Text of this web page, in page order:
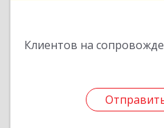
Клиентов на